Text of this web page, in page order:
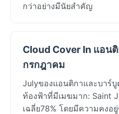
กว่าอย่างมีนัยสำคัญ
Cloud Cover In แอน
กรกฎาคม
Julyของแอนติกาและบาร์บู
ท้องฟ้าที่มีเมฆมาก: Saint
เฉลี่ย78% โดยมีความคงอ